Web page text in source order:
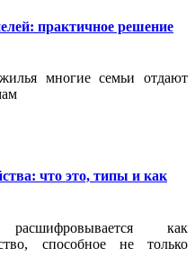
практичное решение
многие семьи отдают
что это, типы и как
как
способное не только